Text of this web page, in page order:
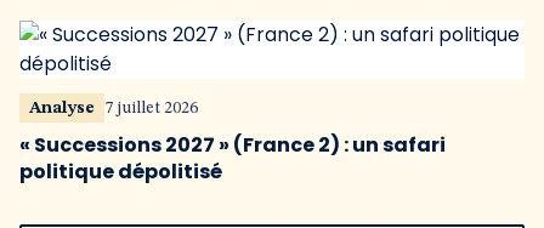
Analyse 7 juillet 2026
« Successions 2027 » (France 2) : un safari
politique dépolitisé